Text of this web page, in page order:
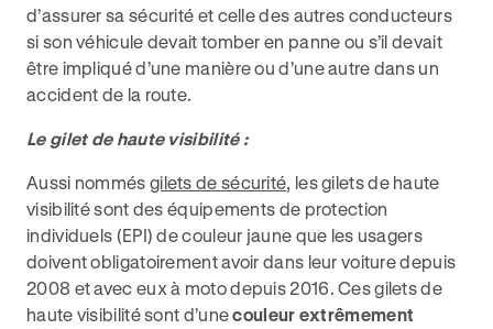
d’assurer sa sécurité et celle des autres conducteurs
si son véhicule devait tomber en panne ou s’il devait
être impliqué d’une manière ou d’une autre dans un
accident de la route.
Le gilet de haute visibilité :
Aussi nommés gilets de sécurité, les gilets de haute
visibilité sont des équipements de protection
individuels (EPI) de couleur jaune que les usagers
doivent obligatoirement avoir dans leur voiture depuis
2008 et avec eux à moto depuis 2016. Ces gilets de
haute visibilité sont d’unecouleur extrêmement